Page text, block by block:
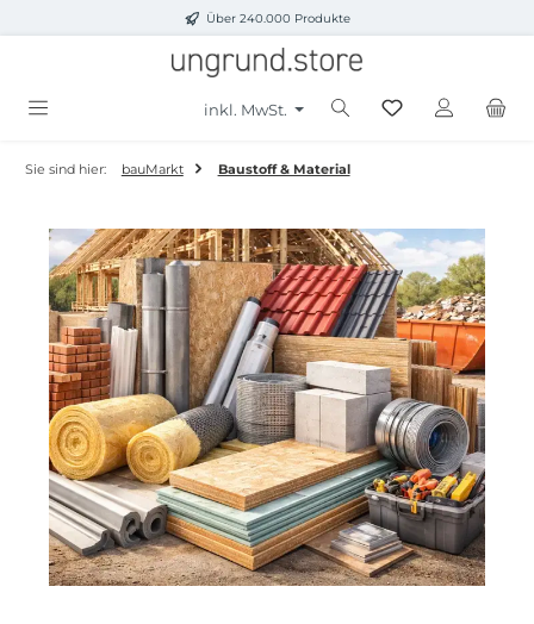
Zum Hauptinhalt springenÜber 240.000 Produkte
inkl. MwSt.
Sie sind hier: bauMarkt Baustoff & Material